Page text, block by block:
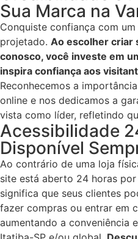
Sua Marca na
Conquiste confiança com
projetado. Ao escolher criar
conosco, você investe em
inspira confiança aos
Reconhecemos a
online e nos dedicamos a
vista como líder, refletindo
Acessibilidade
Disponível
Ao contrário de uma loja
site está aberto 24 horas
significa que seus clientes
fazer compras ou entrar em
aumentando a conveniência